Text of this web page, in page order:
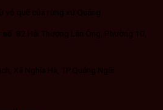
vỏ quế của rừng xứ Quảng
số 82 Hải Thượng Lãn Ông, Phường 10,
Xã Nghĩa Hà, TP.Quảng Ngãi